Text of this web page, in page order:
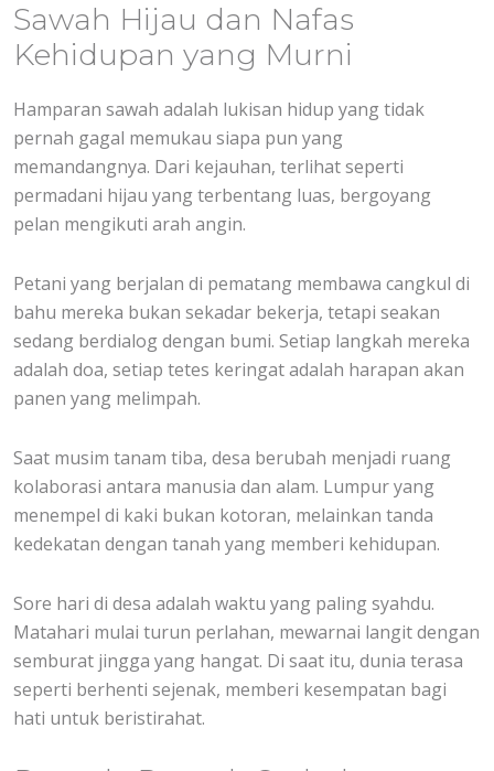
Sawah Hijau dan Nafas
Kehidupan yang Murni
Hamparan sawah adalah lukisan hidup yang tidak
pernah gagal memukau siapa pun yang
memandangnya. Dari kejauhan, terlihat seperti
permadani hijau yang terbentang luas, bergoyang
pelan mengikuti arah angin.
Petani yang berjalan di pematang membawa cangkul di
bahu mereka bukan sekadar bekerja, tetapi seakan
sedang berdialog dengan bumi. Setiap langkah mereka
adalah doa, setiap tetes keringat adalah harapan akan
panen yang melimpah.
Saat musim tanam tiba, desa berubah menjadi ruang
kolaborasi antara manusia dan alam. Lumpur yang
menempel di kaki bukan kotoran, melainkan tanda
kedekatan dengan tanah yang memberi kehidupan.
Sore hari di desa adalah waktu yang paling syahdu.
Matahari mulai turun perlahan, mewarnai langit dengan
semburat jingga yang hangat. Di saat itu, dunia terasa
seperti berhenti sejenak, memberi kesempatan bagi
hati untuk beristirahat.